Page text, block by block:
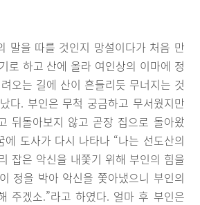
말을 따를 것인지 망설이다가 처음 만
로 하고 산에 올라 여인상의 이마에 정
오는 길에 산이 흔들리듯 무너지는 것
다. 부인은 무척 궁금하고 무서웠지만
뒤돌아보지 않고 곧장 집으로 돌아왔
도사가 다시 나타나 “나는 선도산의
잡은 악신을 내쫓기 위해 부인의 힘을
정을 박아 악신을 쫓아냈으니 부인의
주겠소.”라고 하였다. 얼마 후 부인은